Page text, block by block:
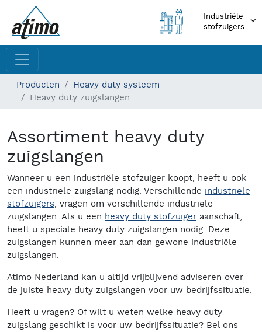
Industriële
stofzuigers
Producten
Heavy duty systeem
Heavy duty zuigslangen
Assortiment heavy duty
zuigslangen
Wanneer u een industriële stofzuiger koopt, heeft u ook
een industriële zuigslang nodig. Verschillende industriële
stofzuigers, vragen om verschillende industriële
zuigslangen. Als u een heavy duty stofzuiger aanschaft,
heeft u speciale heavy duty zuigslangen nodig. Deze
zuigslangen kunnen meer aan dan gewone industriële
zuigslangen.
Atimo Nederland kan u altijd vrijblijvend adviseren over
de juiste heavy duty zuigslangen voor uw bedrijfssituatie.
Heeft u vragen? Of wilt u weten welke heavy duty
zuigslang geschikt is voor uw bedrijfssituatie? Bel ons